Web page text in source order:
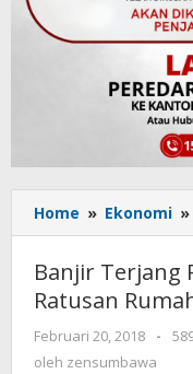
Home » Ekonomi »
Banjir Terjang
Ratusan
Februari 20, 2018
oleh
-
oleh zensumbawa